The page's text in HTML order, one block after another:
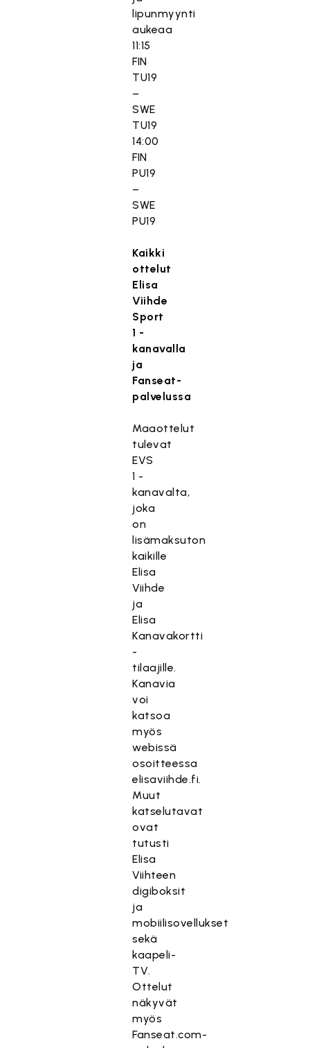
lipunmyynti
aukeaa
11:15
FIN
TU19
–
SWE
TU19
14:00
FIN
PU19
–
SWE
PU19
Kaikki
ottelut
Elisa
Viihde
Sport
1 -
kanavalla
ja
Fanseat-
palvelussa
Maaottelut
tulevat
EVS
1 -
kanavalta,
joka
on
lisämaksuton
kaikille
Elisa
Viihde
ja
Elisa
Kanavakortti
-
tilaajille.
Kanavia
voi
katsoa
myös
webissä
osoitteessa
elisaviihde.fi.
Muut
katselutavat
ovat
tutusti
Elisa
Viihteen
digiboksit
ja
mobiilisovellukset
sekä
kaapeli-
TV.
Ottelut
näkyvät
myös
Fanseat.com-